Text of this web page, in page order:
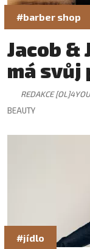
#barber shop
Jacob &
má svůj
REDAKCE [OL]4YOU
BEAUTY
#jídlo